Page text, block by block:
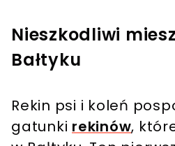
Nieszkodliwi
Bałtyku
Rekin psi i koleń
gatunki rekinów,